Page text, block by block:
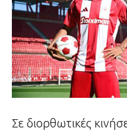
Σε διορθωτικές